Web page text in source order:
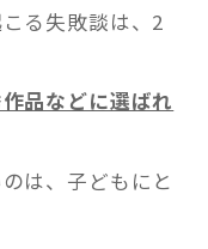
る失敗談は、2
品などに選ばれ
は、子どもにと